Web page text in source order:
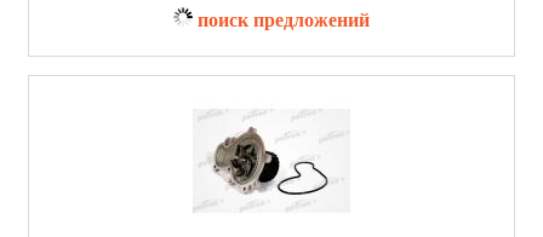
поиск предложений